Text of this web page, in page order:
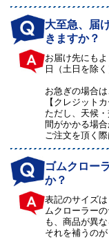
大至急、届
きますか？
お届け先にも
日（土日を除
お急ぎの場合
【クレジット
ただし、天候
間がかかる場
ご注文を頂く
ゴムクロー
か？
表記のサイズは
ムクローラー
も、商品が異
それを補うの